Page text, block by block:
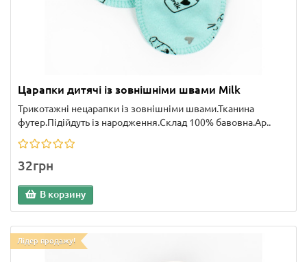
Царапки дитячі із зовнішніми швами Milk
Трикотажні нецарапки із зовнішніми швами.Тканина
футер.Підійдуть із народження.Склад 100% бавовна.Ар..
32грн
В корзину
Лідер продажу!